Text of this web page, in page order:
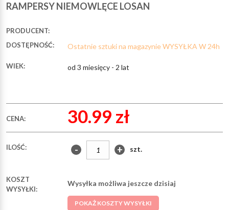
RAMPERSY NIEMOWLĘCE LOSAN
PRODUCENT:
DOSTĘPNOŚĆ:
Ostatnie sztuki na magazynie WYSYŁKA W 24h
WIEK: od 3 miesięcy - 2 lat
CENA: 30.99 zł
ILOŚĆ: - + szt.
KOSZT
WYSYŁKI:
Wysyłka możliwa jeszcze dzisiaj
POKAŻ KOSZTY WYSYŁKI